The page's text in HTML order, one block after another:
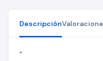
Descripción
"